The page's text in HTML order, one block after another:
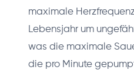
maximale
Lebensjahr um
was die maximale
die pro Minute